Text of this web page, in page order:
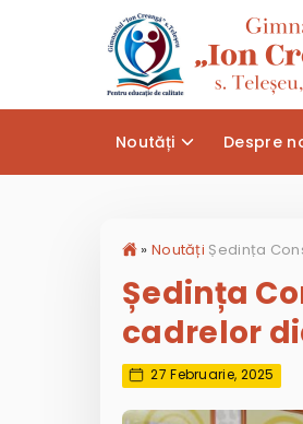
Noutăți Despre
» Noutăți
Ședința
cadrelor
27 Februarie, 2025